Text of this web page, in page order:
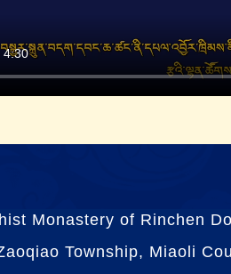
Monastery of Rinchen
Township, Miaoli